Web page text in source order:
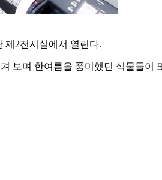
제2전시실에서 열린다.
보며 한여름을 풍미했던 식물들이